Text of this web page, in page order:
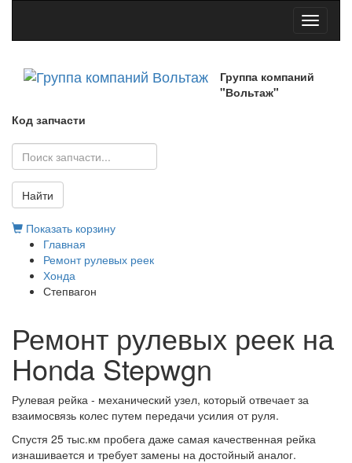
Toggle
Группа компаний
"Вольтаж"
Код запчасти
Найти
Показать корзину
Главная
Ремонт рулевых реек
Хонда
Степвагон
Ремонт рулевых реек на
Honda Stepwgn
Рулевая рейка - механический узел, который отвечает за
взаимосвязь колес путем передачи усилия от руля.
Спустя 25 тыс.км пробега даже самая качественная рейка
изнашивается и требует замены на достойный аналог.